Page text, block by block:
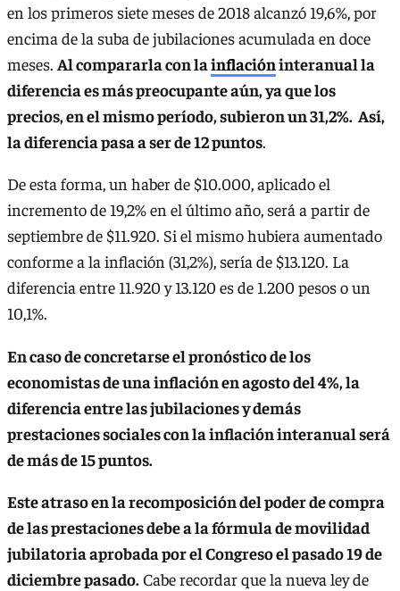
en los primeros siete meses de 2018 alcanzó 19,6%, por
encima de la suba de jubilaciones acumulada en doce
meses. Al compararla con lainflacióninteranual la
diferencia es más preocupante aún, ya que los
precios, en el mismo período, subieron un 31,2%. Así,
la diferencia pasa a ser de 12 puntos.
De esta forma, un haber de $10.000, aplicado el
incremento de 19,2% en el último año, será a partir de
septiembre de $11.920. Si el mismo hubiera aumentado
conforme a la inflación (31,2%), sería de $13.120. La
diferencia entre 11.920 y 13.120 es de 1.200 pesos o un
10,1%.
En caso de concretarse el pronóstico de los
economistas de una inflación en agosto del 4%, la
diferencia entre las jubilaciones y demás
prestaciones sociales con la inflación interanual será
de más de 15 puntos.
Este atraso en la recomposición del poder de compra
de las prestaciones debe a la fórmula de movilidad
jubilatoria aprobada por el Congreso el pasado 19 de
diciembre pasado.Cabe recordar que la nueva ley de